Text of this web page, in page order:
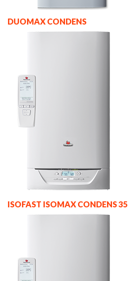
DUOMAX CONDENS
ISOFAST ISOMAX CONDENS 35